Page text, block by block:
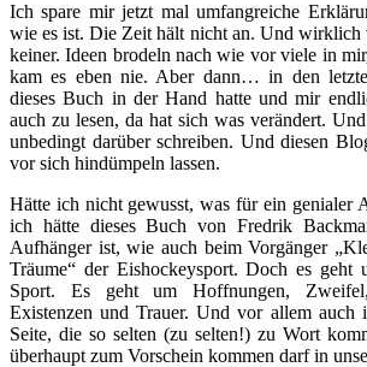
Ich spare mir jetzt mal umfangreiche
wie es ist. Die Zeit hält nicht an. Und wirklich
keiner. Ideen brodeln nach wie vor viele in
kam es eben nie. Aber dann… in den
dieses Buch in der Hand hatte und mir
auch zu lesen, da hat sich was verändert.
unbedingt darüber schreiben. Und diesen
vor sich hindümpeln lassen.
Hätte ich nicht gewusst, was für ein genialer
ich hätte dieses Buch von Fredrik
Aufhänger ist, wie auch beim Vorgänger
Träume“ der Eishockeysport. Doch es geht
Sport. Es geht um Hoffnungen,
Existenzen und Trauer. Und vor allem auch
Seite, die so selten (zu selten!) zu Wort
überhaupt zum Vorschein kommen darf in